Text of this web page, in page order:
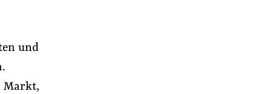
und
Markt,